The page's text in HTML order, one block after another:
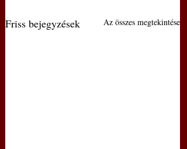
Friss bejegyzések Az összes megtekintése